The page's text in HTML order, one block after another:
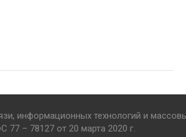
информационных технологий и
– 78127 от 20 марта 2020 г.